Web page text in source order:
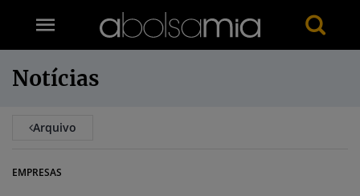
Notícias
Arquivo
EMPRESAS